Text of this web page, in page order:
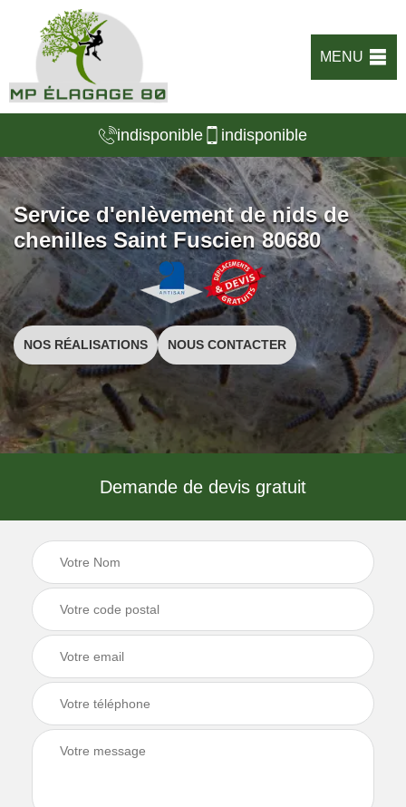
MENU
indisponible indisponible
Service d'enlèvement de nids de
chenilles Saint Fuscien 80680
NOS RÉALISATIONS NOUS CONTACTER
Demande de devis gratuit